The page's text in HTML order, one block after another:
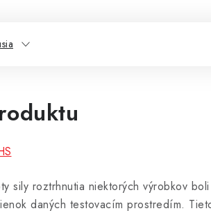
sily roztrhnutia niektorých výrobkov
daných testovacím prostredím.